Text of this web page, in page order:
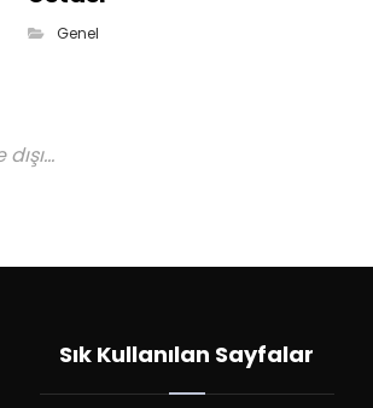
Genel
Sık Kullanılan Sayfalar